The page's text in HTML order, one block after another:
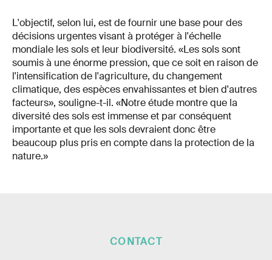
L'objectif, selon lui, est de fournir une base pour des
décisions urgentes visant à protéger à l'échelle
mondiale les sols et leur biodiversité. «Les sols sont
soumis à une énorme pression, que ce soit en raison de
l'intensification de l'agriculture, du changement
climatique, des espèces envahissantes et bien d'autres
facteurs», souligne-t-il. «Notre étude montre que la
diversité des sols est immense et par conséquent
importante et que les sols devraient donc être
beaucoup plus pris en compte dans la protection de la
nature.»
CONTACT